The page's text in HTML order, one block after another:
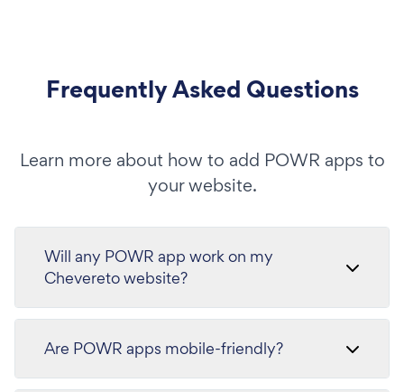
Frequently Asked Questions
Learn more about how to add POWR apps to
your website.
Will any POWR app work on my
Chevereto website?
Are POWR apps mobile-friendly?